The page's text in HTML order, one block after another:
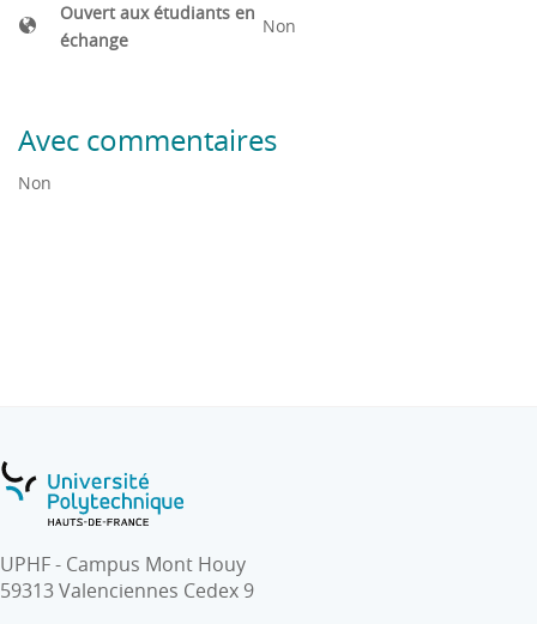
Ouvert aux étudiants en
échange
Non
Avec commentaires
Non
UPHF - Campus Mont Houy
59313 Valenciennes Cedex 9